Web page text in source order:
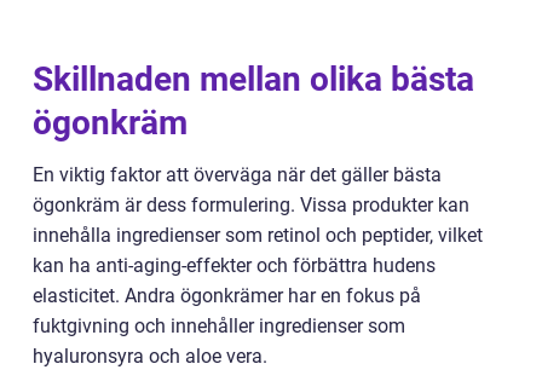
Skillnaden mellan olika bästa
ögonkräm
En viktig faktor att överväga när det gäller bästa
ögonkräm är dess formulering. Vissa produkter kan
innehålla ingredienser som retinol och peptider, vilket
kan ha anti-aging-effekter och förbättra hudens
elasticitet. Andra ögonkrämer har en fokus på
fuktgivning och innehåller ingredienser som
hyaluronsyra och aloe vera.